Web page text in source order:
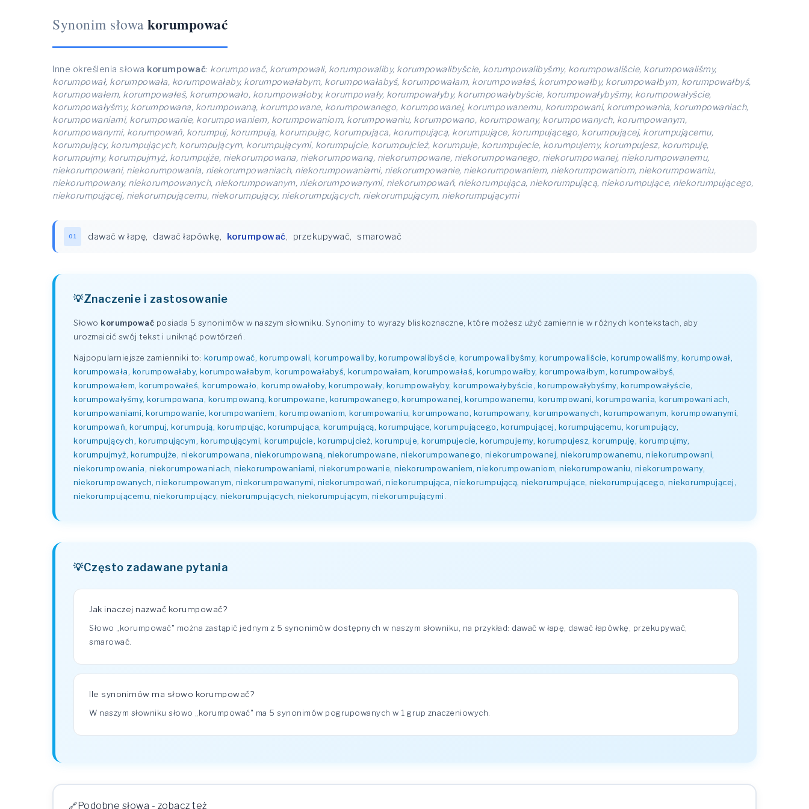
Synonim słowa korumpować
Inne określenia słowa korumpować: korumpować, korumpowali, korumpowaliby, korumpowalibyście, korumpowalibyśmy, korumpowaliście, korumpowaliśmy,
korumpował, korumpowała, korumpowałaby, korumpowałabym, korumpowałabyś, korumpowałam, korumpowałaś, korumpowałby, korumpowałbym, korumpowałbyś,
korumpowałem, korumpowałeś, korumpowało, korumpowałoby, korumpowały, korumpowałyby, korumpowałybyście, korumpowałybyśmy, korumpowałyście,
korumpowałyśmy, korumpowana, korumpowaną, korumpowane, korumpowanego, korumpowanej, korumpowanemu, korumpowani, korumpowania, korumpowaniach,
korumpowaniami, korumpowanie, korumpowaniem, korumpowaniom, korumpowaniu, korumpowano, korumpowany, korumpowanych, korumpowanym,
korumpowanymi, korumpowań, korumpuj, korumpują, korumpując, korumpująca, korumpującą, korumpujące, korumpującego, korumpującej, korumpującemu,
korumpujący, korumpujących, korumpującym, korumpującymi, korumpujcie, korumpujcież, korumpuje, korumpujecie, korumpujemy, korumpujesz, korumpuję,
korumpujmy, korumpujmyż, korumpujże, niekorumpowana, niekorumpowaną, niekorumpowane, niekorumpowanego, niekorumpowanej, niekorumpowanemu,
niekorumpowani, niekorumpowania, niekorumpowaniach, niekorumpowaniami, niekorumpowanie, niekorumpowaniem, niekorumpowaniom, niekorumpowaniu,
niekorumpowany, niekorumpowanych, niekorumpowanym, niekorumpowanymi, niekorumpowań, niekorumpująca, niekorumpującą, niekorumpujące, niekorumpującego,
niekorumpującej, niekorumpującemu, niekorumpujący, niekorumpujących, niekorumpującym, niekorumpującymi
01 dawać w łapę, dawać łapówkę, korumpować, przekupywać, smarować
Znaczenie i zastosowanie
Słowo korumpować posiada 5 synonimów w naszym słowniku. Synonimy to wyrazy bliskoznaczne, które możesz użyć zamiennie w różnych kontekstach, aby
urozmaicić swój tekst i uniknąć powtórzeń.
Najpopularniejsze zamienniki to: korumpować, korumpowali, korumpowaliby, korumpowalibyście, korumpowalibyśmy, korumpowaliście, korumpowaliśmy, korumpował,
korumpowała, korumpowałaby, korumpowałabym, korumpowałabyś, korumpowałam, korumpowałaś, korumpowałby, korumpowałbym, korumpowałbyś,
korumpowałem, korumpowałeś, korumpowało, korumpowałoby, korumpowały, korumpowałyby, korumpowałybyście, korumpowałybyśmy, korumpowałyście,
korumpowałyśmy, korumpowana, korumpowaną, korumpowane, korumpowanego, korumpowanej, korumpowanemu, korumpowani, korumpowania, korumpowaniach,
korumpowaniami, korumpowanie, korumpowaniem, korumpowaniom, korumpowaniu, korumpowano, korumpowany, korumpowanych, korumpowanym, korumpowanymi,
korumpowań, korumpuj, korumpują, korumpując, korumpująca, korumpującą, korumpujące, korumpującego, korumpującej, korumpującemu, korumpujący,
korumpujących, korumpującym, korumpującymi, korumpujcie, korumpujcież, korumpuje, korumpujecie, korumpujemy, korumpujesz, korumpuję, korumpujmy,
korumpujmyż, korumpujże, niekorumpowana, niekorumpowaną, niekorumpowane, niekorumpowanego, niekorumpowanej, niekorumpowanemu, niekorumpowani,
niekorumpowania, niekorumpowaniach, niekorumpowaniami, niekorumpowanie, niekorumpowaniem, niekorumpowaniom, niekorumpowaniu, niekorumpowany,
niekorumpowanych, niekorumpowanym, niekorumpowanymi, niekorumpowań, niekorumpująca, niekorumpującą, niekorumpujące, niekorumpującego, niekorumpującej,
niekorumpującemu, niekorumpujący, niekorumpujących, niekorumpującym, niekorumpującymi
Często zadawane pytania
Jak inaczej nazwać korumpować?
Słowo „korumpować" można zastąpić jednym z 5 synonimów dostępnych w naszym słowniku, na przykład: dawać w łapę, dawać łapówkę, przekupywać,
smarować.
Ile synonimów ma słowo korumpować?
W naszym słowniku słowo „korumpować" ma 5 synonimów pogrupowanych w 1 grup znaczeniowych.
Podobne słowa - zobacz też